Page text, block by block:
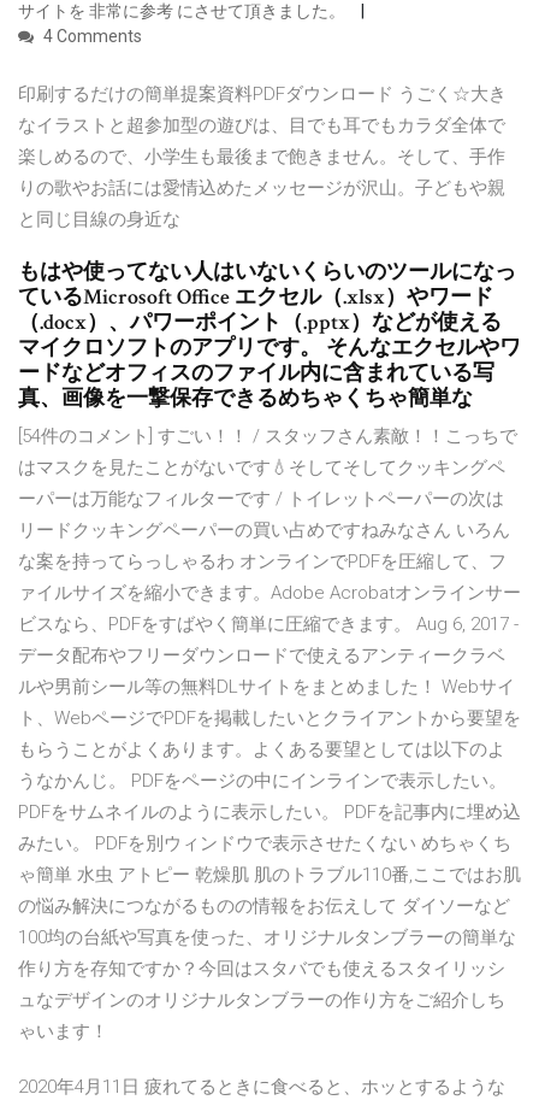
サイトを 非常に参考 にさせて頂きました。
4 Comments
印刷するだけの簡単提案資料PDFダウンロード うごく☆大き
なイラストと超参加型の遊びは、目でも耳でもカラダ全体で
楽しめるので、小学生も最後まで飽きません。そして、手作
りの歌やお話には愛情込めたメッセージが沢山。子どもや親
と同じ目線の身近な
もはや使ってない人はいないくらいのツールになっ
ているMicrosoft Office エクセル（.xlsx）やワード
（.docx）、パワーポイント（.pptx）などが使える
マイクロソフトのアプリです。 そんなエクセルやワ
ードなどオフィスのファイル内に含まれている写
真、画像を一撃保存できるめちゃくちゃ簡単な
[54件のコメント] すごい！！ / スタッフさん素敵！！こっちで
はマスクを見たことがないです💧そしてそしてクッキングペ
ーパーは万能なフィルターです / トイレットペーパーの次は
リードクッキングペーパーの買い占めですねみなさん いろん
な案を持ってらっしゃるわ オンラインでPDFを圧縮して、フ
ァイルサイズを縮小できます。Adobe Acrobatオンラインサー
ビスなら、PDFをすばやく簡単に圧縮できます。 Aug 6, 2017 -
データ配布やフリーダウンロードで使えるアンティークラベ
ルや男前シール等の無料DLサイトをまとめました！ Webサイ
ト、WebページでPDFを掲載したいとクライアントから要望を
もらうことがよくあります。よくある要望としては以下のよ
うなかんじ。 PDFをページの中にインラインで表示したい。
PDFをサムネイルのように表示したい。 PDFを記事内に埋め込
みたい。 PDFを別ウィンドウで表示させたくない めちゃくち
ゃ簡単 水虫 アトピー 乾燥肌 肌のトラブル110番,ここではお肌
の悩み解決につながるものの情報をお伝えして ダイソーなど
100均の台紙や写真を使った、オリジナルタンブラーの簡単な
作り方を存知ですか？今回はスタバでも使えるスタイリッシ
ュなデザインのオリジナルタンブラーの作り方をご紹介しち
ゃいます！
2020年4月11日 疲れてるときに食べると、ホッとするような